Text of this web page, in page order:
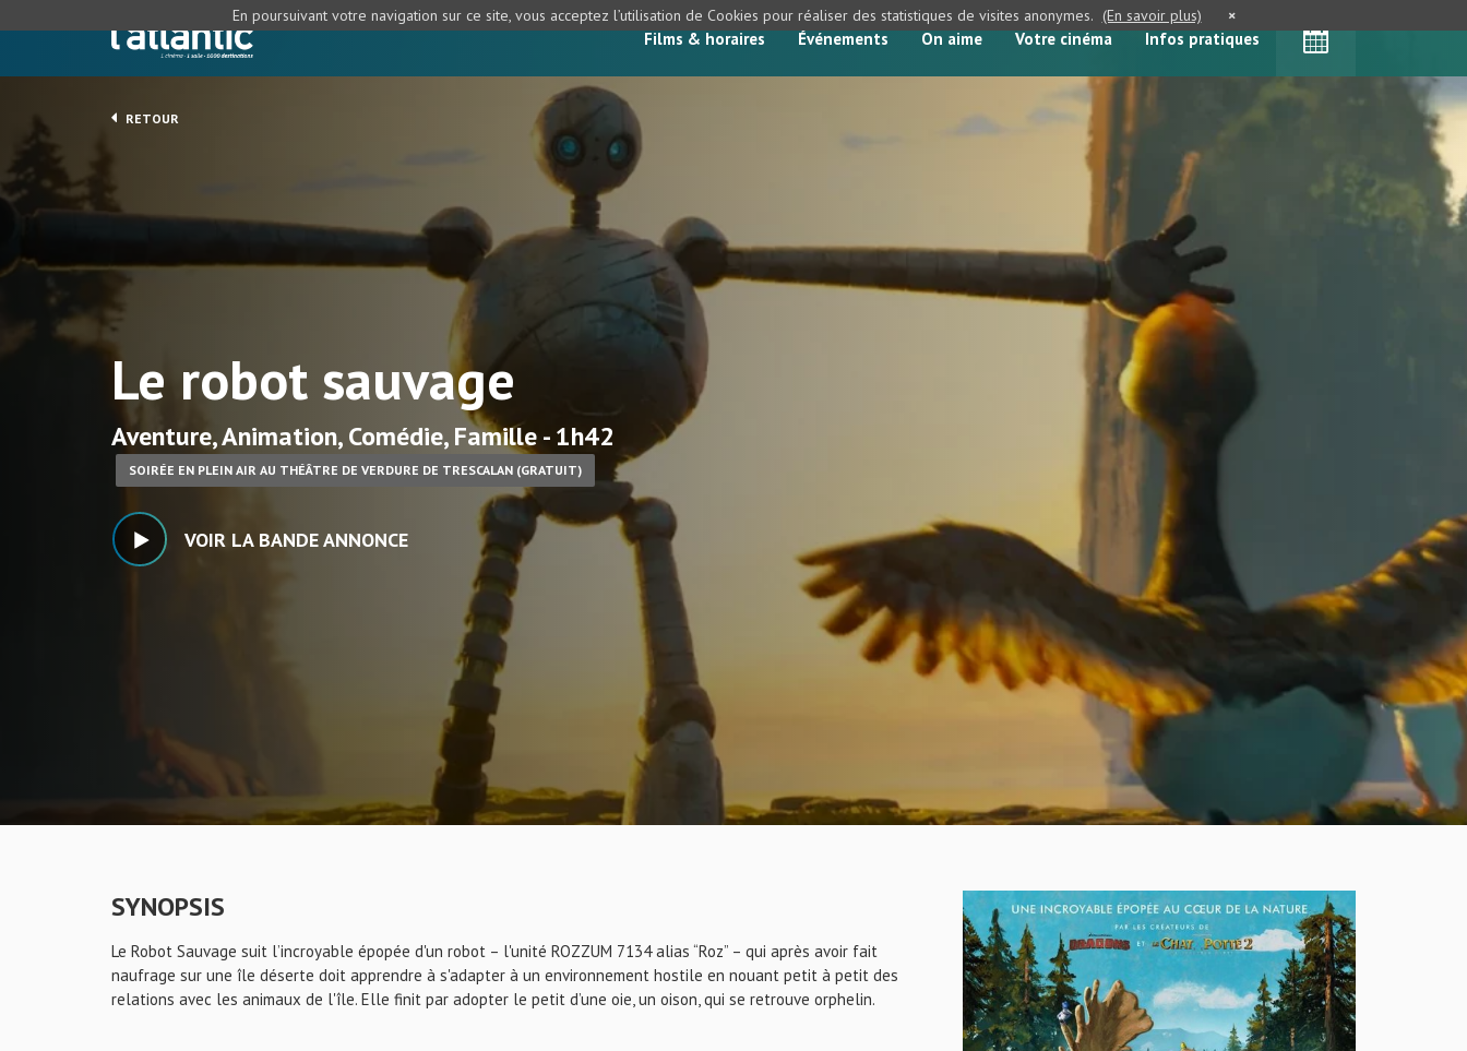
Films & horaires Événements On aime Votre cinéma Infos pratiques
RETOUR
Le robot sauvage
Aventure, Animation, Comédie, Famille - 1h42
SOIRÉE EN PLEIN AIR AU THÉÂTRE DE VERDURE DE TRESCALAN (GRATUIT)
VOIR LA BANDE ANNONCE
SYNOPSIS
Le Robot Sauvage suit l’incroyable épopée d'un robot – l'unité ROZZUM 7134 alias “Roz” – qui après avoir fait
naufrage sur une île déserte doit apprendre à s'adapter à un environnement hostile en nouant petit à petit des
relations avec les animaux de l'île. Elle finit par adopter le petit d’une oie, un oison, qui se retrouve orphelin.
En poursuivant votre navigation sur ce site, vous acceptez l’utilisation de Cookies pour réaliser des statistiques de visites anonymes. (En savoir plus) ×